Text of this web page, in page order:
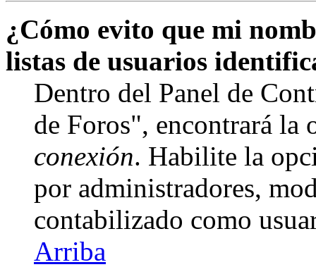
¿Cómo evito que mi
listas de usuarios
Dentro del Panel de
de Foros", encontrará la
conexión. Habilite la
por administradores,
contabilizado como
Arriba